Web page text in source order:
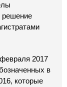
решение
2017
в
которые